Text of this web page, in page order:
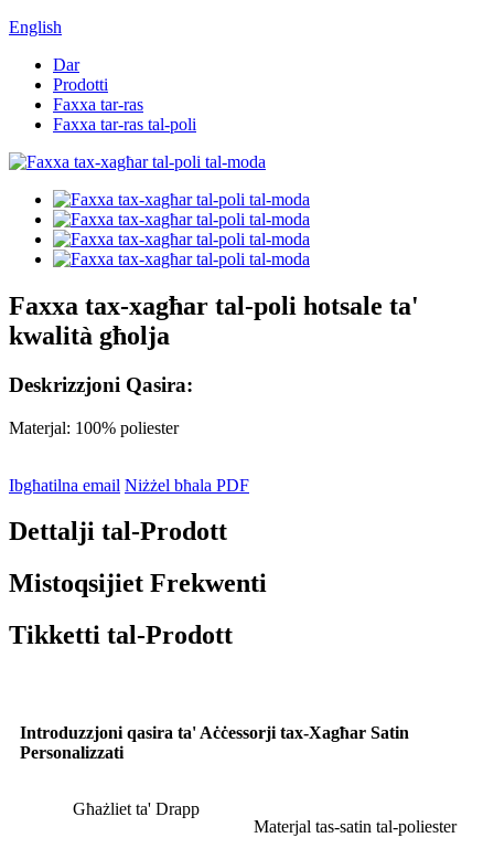
English
Dar
Prodotti
Faxxa tar-ras
Faxxa tar-ras tal-poli
Faxxa tax-xagħar tal-poli hotsale ta'
kwalità għolja
Deskrizzjoni Qasira:
Materjal: 100% poliester
Ibgħatilna email Niżżel bħala PDF
Dettalji tal-Prodott
Mistoqsijiet Frekwenti
Tikketti tal-Prodott
Introduzzjoni qasira ta' Aċċessorji tax-Xagħar Satin
Personalizzati
Għażliet ta' Drapp
Materjal tas-satin tal-poliester